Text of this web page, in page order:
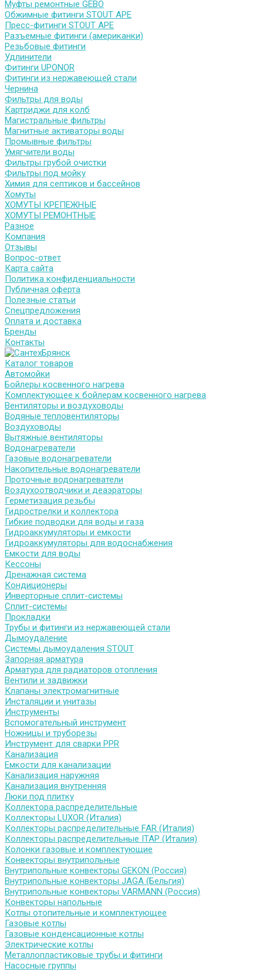
Муфты ремонтные GEBO
Обжимные фитинги STOUT APE
Пресс-фитинги STOUT APE
Разъемные фитинги (американки)
Резьбовые фитинги
Удлинители
Фитинги UPONOR
Фитинги из нержавеющей стали
Чернина
Фильтры для воды
Картриджи для колб
Магистральные фильтры
Магнитные активаторы воды
Промывные фильтры
Умягчители воды
Фильтры грубой очистки
Фильтры под мойку
Химия для септиков и бассейнов
Хомуты
ХОМУТЫ КРЕПЕЖНЫЕ
ХОМУТЫ РЕМОНТНЫЕ
Разное
Компания
Отзывы
Вопрос-ответ
Карта сайта
Политика конфиденциальности
Публичная оферта
Полезные статьи
Спецпредложения
Оплата и доставка
Бренды
Контакты
Каталог товаров
Автомойки
Бойлеры косвенного нагрева
Комплектующее к бойлерам косвенного нагрева
Вентиляторы и воздуховоды
Водяные тепловентиляторы
Воздуховоды
Вытяжные вентиляторы
Водонагреватели
Газовые водонагреватели
Накопительные водонагреватели
Проточные водонагреватели
Воздухоотводчики и деаэраторы
Герметизация резьбы
Гидрострелки и коллектора
Гибкие подводки для воды и газа
Гидроаккумуляторы и емкости
Гидроаккумуляторы для водоснабжения
Емкости для воды
Кессоны
Дренажная система
Кондиционеры
Инверторные сплит-системы
Сплит-системы
Прокладки
Трубы и фитинги из нержавеющей стали
Дымоудаление
Системы дымоудаления STOUT
Запорная арматура
Арматура для радиаторов отопления
Вентили и задвижки
Клапаны электромагнитные
Инсталяции и унитазы
Инструменты
Вспомогательный инструмент
Ножницы и труборезы
Инструмент для сварки PPR
Канализация
Емкости для канализации
Канализация наружняя
Канализация внутренняя
Люки под плитку
Коллектора распределительные
Коллекторы LUXOR (Италия)
Коллекторы распределительные FAR (Италия)
Коллекторы распределительные ITAP (Италия)
Колонки газовые и комплектующие
Конвекторы внутрипольные
Внутрипольные конвекторы GEKON (Россия)
Внутрипольные конвекторы JAGA (Бельгия)
Внутрипольные конвекторы VARMANN (Россия)
Конвекторы напольные
Котлы отопительные и комплектующее
Газовые котлы
Газовые конденсационные котлы
Электрические котлы
Металлопластиковые трубы и фитинги
Насосные группы